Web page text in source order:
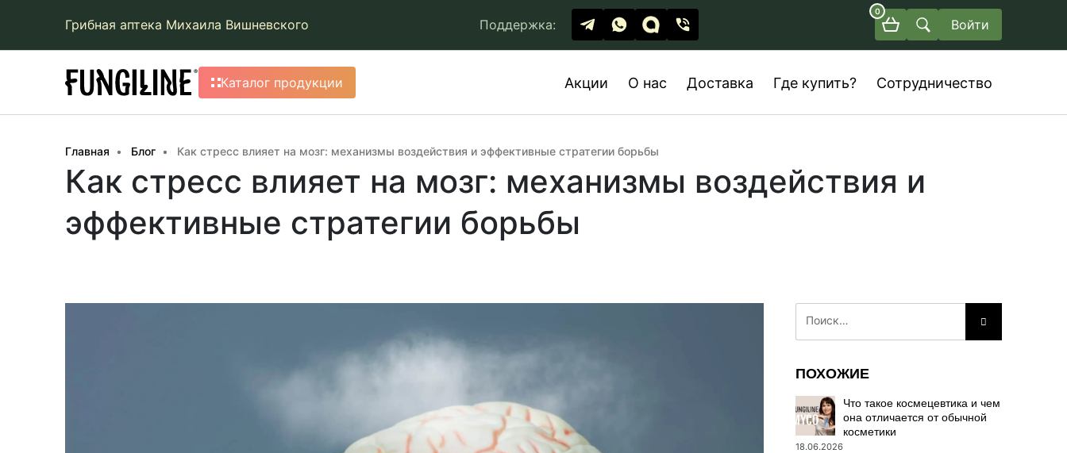
Грибная аптека Михаила Вишневского Поддержка:
0
Войти
Каталог продукции Акции О нас Доставка Где купить? Сотрудничество
Главная Блог Как стресс влияет на мозг: механизмы воздействия и эффективные стратегии борьбы
Как стресс влияет на мозг: механизмы воздействия и
эффективные стратегии борьбы
ПОХОЖИЕ
Что такое космецевтика и чем
она отличается от обычной
косметики
18.06.2026